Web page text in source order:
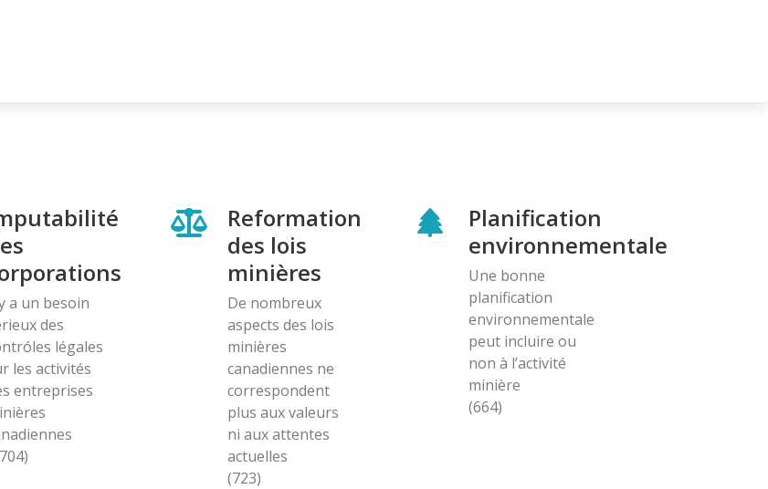
a un besoin
des
légales
les activités
entreprises
Reformation
des lois
minières
De nombreux
aspects des lois
minières
canadiennes ne
correspondent
plus aux valeurs
ni aux attentes
actuelles
(723)
Planification
environnementale
Une bonne
planification
environnementale
peut incluire ou
non à l’activité
minière
(664)